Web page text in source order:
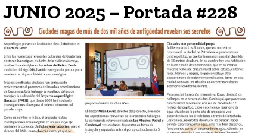
JUNIO 2025 – Portada #228